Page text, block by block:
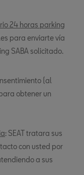
24 horas parking
para enviarte vía
SABA solicitado.
(al
obtener un
: SEAT tratara sus
con usted por
a sus